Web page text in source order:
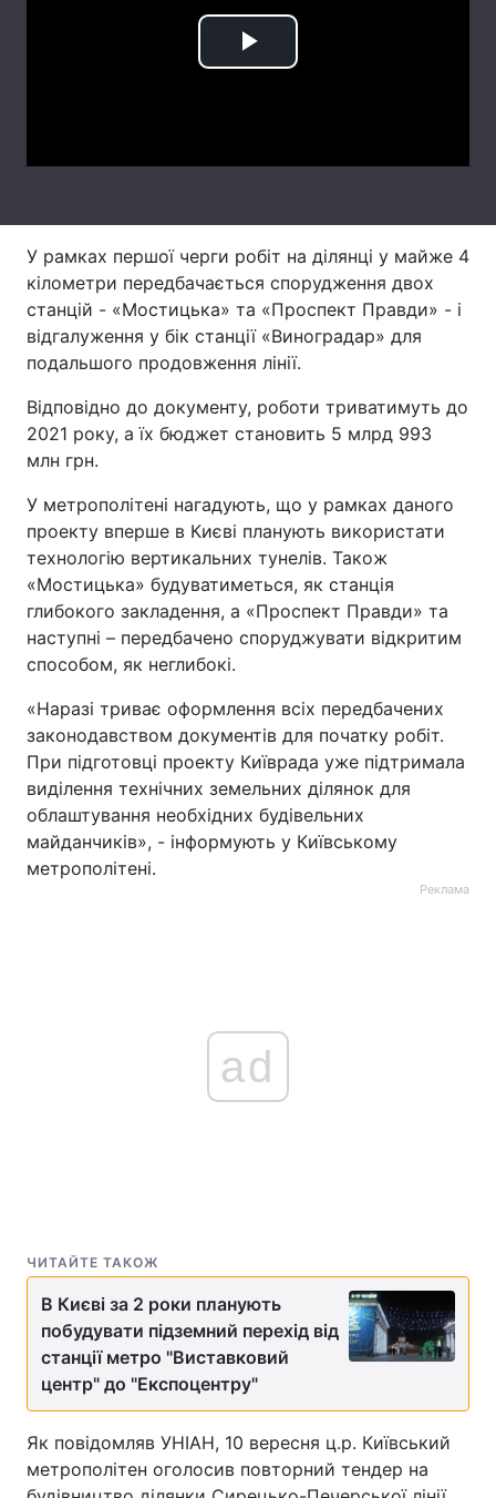
Контакти
Послуги
Тема оформлення
Play
У рамках першої черги робіт на ділянці у майже 4
кілометри передбачається спорудження двох
станцій - «Мостицька» та «Проспект Правди» - і
відгалуження у бік станції «Виноградар» для
подальшого продовження лінії.
Відповідно до документу, роботи триватимуть до
2021 року, а їх бюджет становить 5 млрд 993
млн грн.
У метрополітені нагадують, що у рамках даного
проекту вперше в Києві планують використати
технологію вертикальних тунелів. Також
«Мостицька» будуватиметься, як станція
глибокого закладення, а «Проспект Правди» та
наступні – передбачено споруджувати відкритим
способом, як неглибокі.
«Наразі триває оформлення всіх передбачених
законодавством документів для початку робіт.
При підготовці проекту Київрада уже підтримала
виділення технічних земельних ділянок для
облаштування необхідних будівельних
майданчиків», - інформують у Київському
метрополітені.
Реклама
ad
ЧИТАЙТЕ ТАКОЖ
В Києві за 2 роки планують
побудувати підземний перехід від
станції метро "Виставковий
центр" до "Експоцентру"
Як повідомляв УНІАН, 10 вересня ц.р. Київський
метрополітен оголосив повторний тендер на